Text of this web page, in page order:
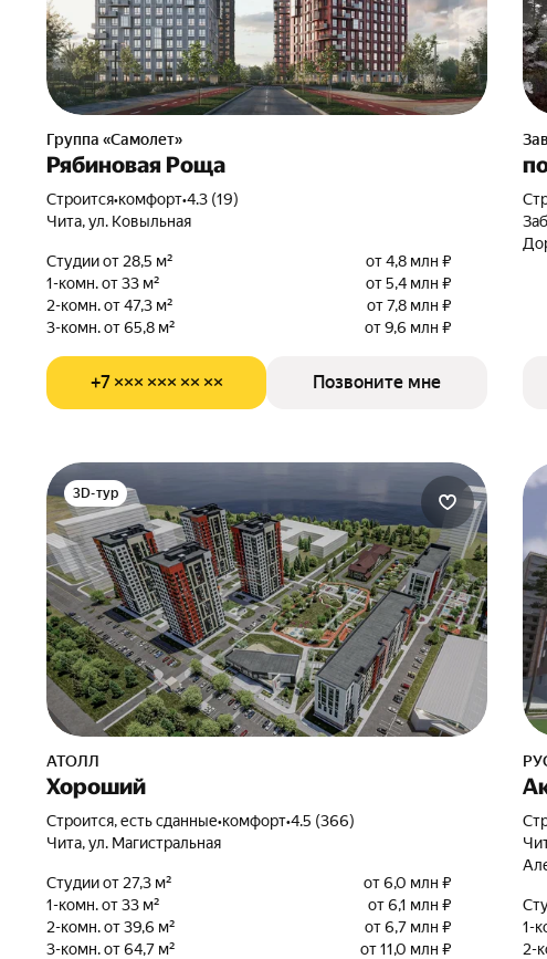
Группа «Самолет»
Рябиновая Роща
Строится•комфорт•4.3 (19)
Чита, ул. Ковыльная
Студии от 28,5 м²
от 4,8 млн ₽
1-комн. от 33 м²
от 5,4 млн ₽
2-комн. от 47,3 м²
от 7,8 млн ₽
3-комн. от 65,8 м²
от 9,6 млн ₽
+7 ××× ××× ×× ×× Позвоните мне
3D-тур
АТОЛЛ
Хороший
Строится, есть сданные•комфорт•4.5 (366)
Чита, ул. Магистральная
Студии от 27,3 м²
от 6,0 млн ₽
1-комн. от 33 м²
от 6,1 млн ₽
2-комн. от 39,6 м²
от 6,7 млн ₽
3-комн. от 64,7 м²
от 11,0 млн ₽
1-
2-